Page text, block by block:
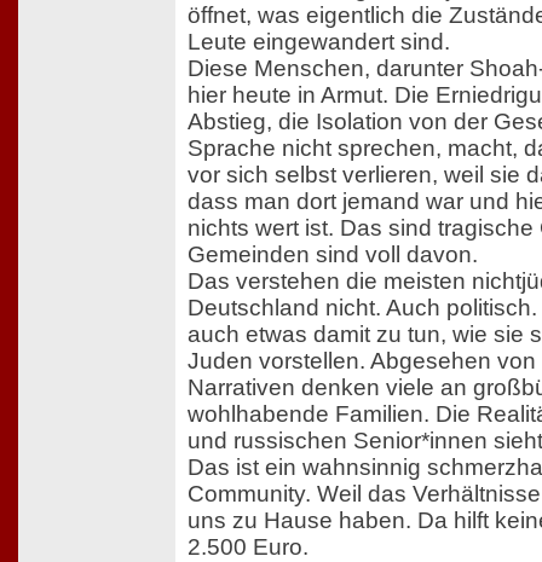
öffnet, was eigentlich die
Leute eingewandert sind.
Diese Menschen, darunter
hier heute in Armut. Die
Abstieg, die Isolation von der
Sprache nicht sprechen, macht,
vor sich selbst verlieren, weil sie
dass man dort jemand war und
nichts wert ist. Das sind
Gemeinden sind voll davon.
Das verstehen die meisten
Deutschland nicht. Auch
auch etwas damit zu tun, wie sie
Juden vorstellen. Abgesehen
Narrativen denken viele an
wohlhabende Familien. Die
und russischen Senior*innen
Das ist ein wahnsinnig
Community. Weil das
uns zu Hause haben. Da hilft
2.500 Euro.